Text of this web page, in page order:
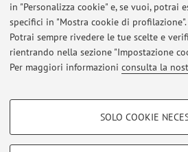
in "Personalizza cookie" e, se vuoi, potrai
specifici in "Mostra cookie di profilazione".
Potrai sempre rivedere le tue scelte e
rientrando nella sezione "Impostazione
Per maggiori informazioni consulta la
COOKIE DI PROFILAZIONE -
SOLO COOKIE
Area riservata
Accedi tramite
|Note legali|